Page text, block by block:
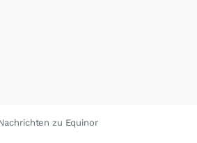
zu Equinor